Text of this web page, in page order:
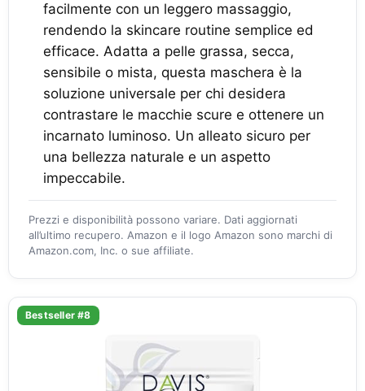
facilmente con un leggero massaggio,
rendendo la skincare routine semplice ed
efficace. Adatta a pelle grassa, secca,
sensibile o mista, questa maschera è la
soluzione universale per chi desidera
contrastare le macchie scure e ottenere un
incarnato luminoso. Un alleato sicuro per
una bellezza naturale e un aspetto
impeccabile.
Prezzi e disponibilità possono variare. Dati aggiornati
all’ultimo recupero. Amazon e il logo Amazon sono marchi di
Amazon.com, Inc. o sue affiliate.
Bestseller #8